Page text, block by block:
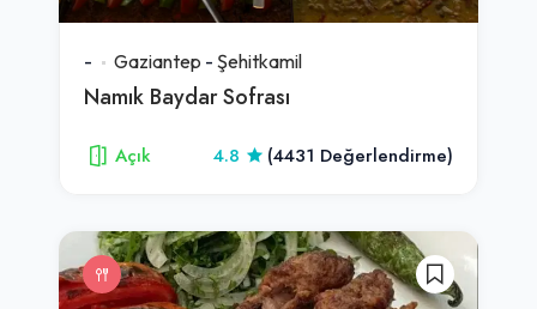
- Gaziantep - Şehitkamil
Namık Baydar Sofrası
Açık 4.8 (4431 Değerlendirme)